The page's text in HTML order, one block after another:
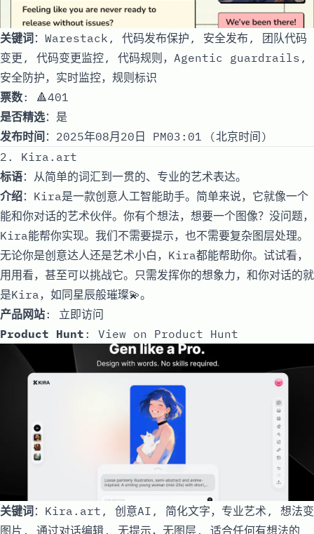
关键词：Warestack, 代码发布保护, 安全发布, 团队代码
变更, 代码变更监控, 代码规则，Agentic guardrails,
安全防护，实时监控，规则标识
票数: 🔺401
是否精选：是
发布时间 ：2025年08月20日 PM03:01 (北京时间)
2. Kira.art
标语：从简单的词汇到一贯的、专业的艺术表达。
介绍：Kira是一款创意人工智能助手。简单来说，它就像一个
能和你对话的艺术伙伴。你有个想法，想要一个图像？没问题，
Kira能帮你实现。我们不需要提示，也不需要复杂图层处理。
无论你是创意达人还是艺术小白，Kira都能帮助你。试试看，
用用看，甚至可以挑战它。只需发挥你的想象力，和你对话的就
是Kira，如同星辰般璀璨💫。
产品网站: 立即访问
Product Hunt : View on Product Hunt
关键词：Kira.art, 创意AI, 简化文字，专业艺术, 想法变
图片, 通过对话编辑, 无提示，无图层, 适合任何有想法的